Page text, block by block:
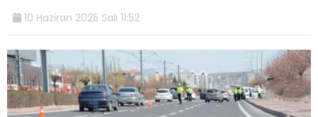
10 Haziran 2025 Salı 11:52